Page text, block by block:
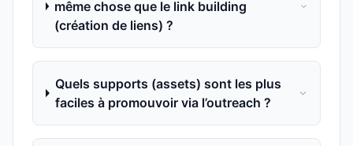
même chose que le link building
(création de liens) ?
Quels supports (assets) sont les plus
faciles à promouvoir via l’outreach ?